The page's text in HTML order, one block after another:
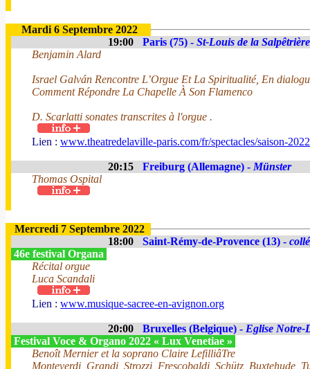
Mardi 6 Septembre 2022
19:00
Paris (75) - St-Louis de la Salpêtrière
Benjamin Alard
Israel Galván Rencontre L’Orgue Et La Spiritualité, En
Comment Répondre La Chapelle À Son Flamenco
D. Scarlatti sonates transcrites à l'orgue .
Lien : www.theatredelaville-paris.com/fr/spectacles/saison-
20:15 Freiburg (Allemagne) - Münster
Thomas Ospital
Mercredi 7 Septembre 2022
18:00
Saint-Rémy-de-Provence (13) -
46e festival Organa
Récital orgue
Luca Scandali
Lien : www.musique-sacree-en-avignon.org
20:00 Bruxelles (Belgique) - Eglise Notre-
Festival Voce & Organo 2022 « Lux Venetiae »
Benoît Mernier et la soprano Claire LefilliâTre
Monteverdi, Grandi, Strozzi, Frescobaldi, Schütz, Buxtehude,